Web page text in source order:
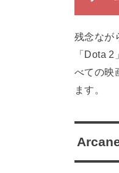
残念なが
「Dota
べての映
ます。